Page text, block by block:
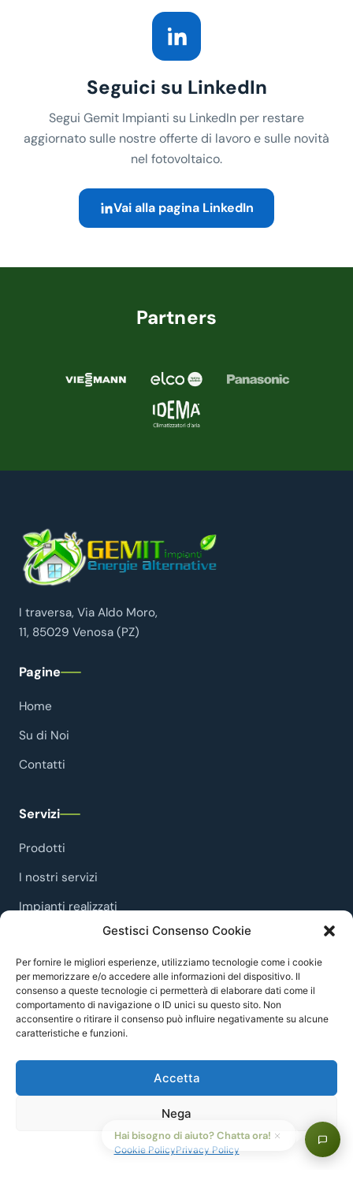
Gestisci Consenso Cookie
Per fornire le migliori esperienze, utilizziamo tecnologie come i cookie
per memorizzare e/o accedere alle informazioni del dispositivo. Il
consenso a queste tecnologie ci permetterà di elaborare dati come il
comportamento di navigazione o ID unici su questo sito. Non
acconsentire o ritirare il consenso può influire negativamente su alcune
caratteristiche e funzioni.
Accetta
Nega
Cookie PolicyPrivacy Policy
Seguici su LinkedIn
Segui Gemit Impianti su LinkedIn per restare
aggiornato sulle nostre offerte di lavoro e sulle novità
nel fotovoltaico.
Vai alla pagina LinkedIn
Partners
I traversa, Via Aldo Moro,
11, 85029 Venosa (PZ)
Pagine
Home
Su di Noi
Contatti
Servizi
Prodotti
I nostri servizi
Impianti realizzati
Contatti
info@gemit.it
Cookie Policy · Privacy Policy
protetto
Hai bisogno di aiuto? Chatta ora!